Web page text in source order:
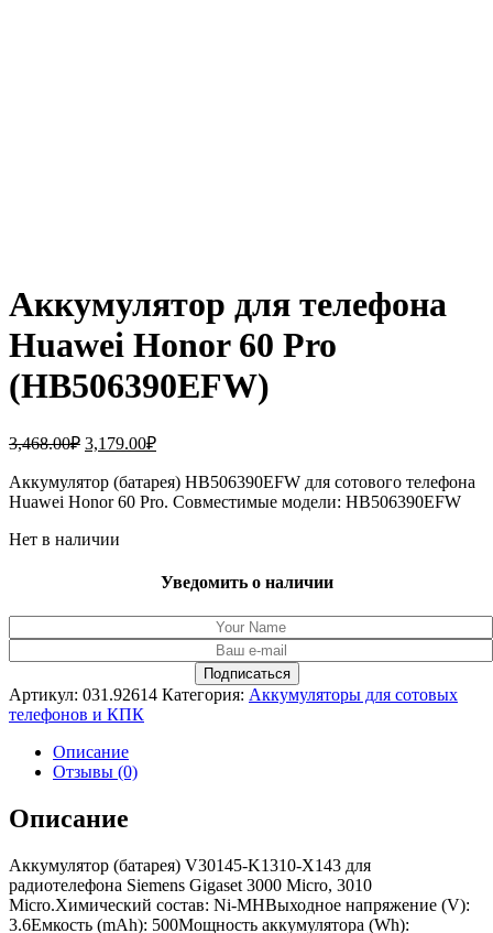
Аккумулятор для телефона
Huawei Honor 60 Pro
(HB506390EFW)
3,468.00₽ Первоначальная
составляла
3,468.00₽.
3,179.00₽Текущая
3,179.00₽.
Аккумулятор (батарея) HB506390EFW для сотового телефона
Huawei Honor 60 Pro. Совместимые модели: HB506390EFW
Нет в наличии
Уведомить о наличии
Артикул: 031.92614 Категория: Аккумуляторы для сотовых
телефонов и КПК
Описание
Отзывы (0)
Описание
Аккумулятор (батарея) V30145-K1310-X143 для
радиотелефона Siemens Gigaset 3000 Micro, 3010
Micro.Химический состав: Ni-MHВыходное напряжение (V):
3.6Емкость (mAh): 500Мощность аккумулятора (Wh):